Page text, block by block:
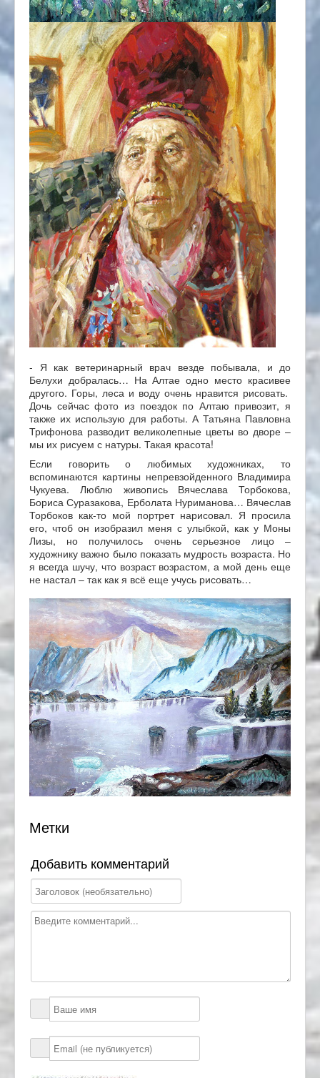
- Я как ветеринарный врач везде побывала, и до
Белухи добралась… На Алтае одно место красивее
другого. Горы, леса и воду очень нравится рисовать.
Дочь сейчас фото из поездок по Алтаю привозит, я
также их использую для работы. А Татьяна Павловна
Трифонова разводит великолепные цветы во дворе –
мы их рисуем с натуры. Такая красота!
Если говорить о любимых художниках, то
вспоминаются картины непревзойденного Владимира
Чукуева. Люблю живопись Вячеслава Торбокова,
Бориса Суразакова, Ерболата Нуриманова… Вячеслав
Торбоков как-то мой портрет нарисовал. Я просила
его, чтоб он изобразил меня с улыбкой, как у Моны
Лизы, но получилось очень серьезное лицо –
художнику важно было показать мудрость возраста. Но
я всегда шучу, что возраст возрастом, а мой день еще
не настал – так как я всё еще учусь рисовать…
Метки
Добавить комментарий